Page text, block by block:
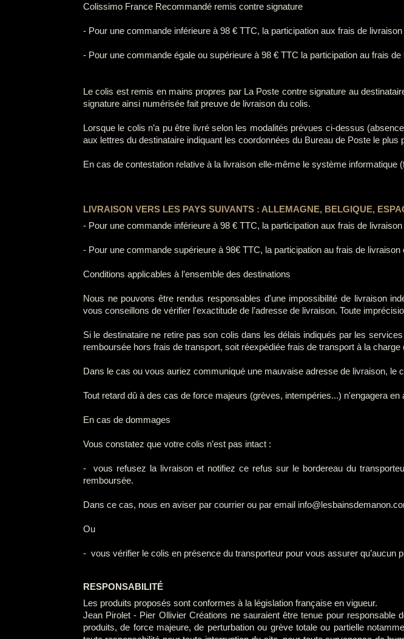
Colissimo France Recommandé remis contre signature
- Pour une commande inférieure à 98 € TTC, la participation aux frais de
- Pour une commande égale ou supérieure à 98 € TTC la participation au frais
Le colis est remis en mains propres par La Poste contre signature au
signature ainsi numérisée fait preuve de livraison du colis.
Lorsque le colis n’a pu être livré selon les modalités prévues ci-dessus
aux lettres du destinataire indiquant les coordonnées du Bureau de Poste le
En cas de contestation relative à la livraison elle-même le système
LIVRAISON VERS LES PAYS SUIVANTS : ALLEMAGNE, BELGIQUE,
- Pour une commande inférieure à 98 € TTC, la participation aux frais de
- Pour une commande supérieure à 98€ TTC, la participation au frais de livraison
Conditions applicables à l’ensemble des destinations
Nous ne pouvons être rendus responsables d'une impossibilité de livraison
vous conseillons de vérifier l'exactitude de l’adresse de livraison. Toute
Si le destinataire ne retire pas son colis dans les délais indiqués par les
remboursée hors frais de transport, soit réexpédiée frais de transport à la charge
Dans le cas ou vous auriez communiqué une mauvaise adresse de livraison, le
Tout retard dû à des cas de force majeurs (grèves, intempéries...) n'engagera
En cas de dommages
Vous constatez que votre colis n’est pas intact :
- vous refusez la livraison et notifiez ce refus sur le bordereau du
remboursée.
Dans ce cas, nous en aviser par courrier ou par email
Ou
- vous vérifier le colis en présence du transporteur pour vous assurer qu’aucun
RESPONSABILITÉ
Les produits proposés sont conformes à la législation française en vigueur.
Jean Pirolet - Pier Ollivier Créations ne sauraient être tenue pour responsable
produits, de force majeure, de perturbation ou grève totale ou partielle